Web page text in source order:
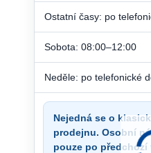
Ostatní časy: po
Sobota: 08:00–12:00
Neděle: po telefonické
Nejedná se o
prodejnu. Osobní
pouze po